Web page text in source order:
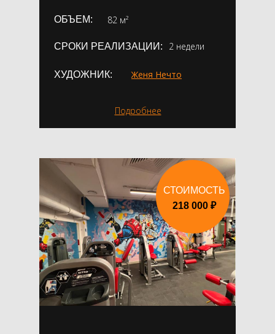
82 м²
СРОКИ РЕАЛИЗАЦИИ: 2 недели
ХУДОЖНИК: Женя Нечто
ОБЪЕМ:
Подробнее
СТОИМОСТЬ
218 000 ₽